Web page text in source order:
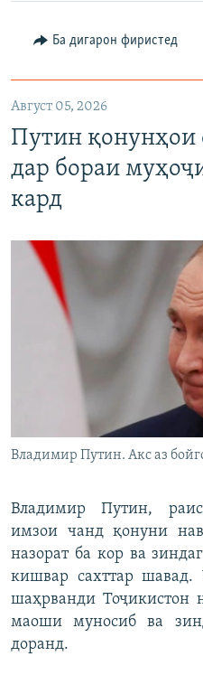
Ба дигарон фиристед
Август 05, 2026
Путин қонунҳои
дар бораи
кард
Владимир Путин. Акс аз
Владимир Путин,
имзои чанд қонуни
назорат ба кор ва
кишвар сахттар шавад.
шаҳрванди Тоҷикистон
маоши муносиб ва
доранд.